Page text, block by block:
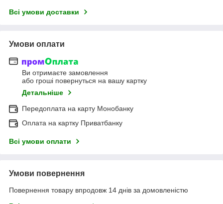
Всі умови доставки
Умови оплати
Ви отримаєте замовлення
або гроші повернуться на вашу картку
Детальніше
Передоплата на карту Монобанку
Оплата на картку Приватбанку
Всі умови оплати
Умови повернення
Повернення товару впродовж 14 днів за домовленістю